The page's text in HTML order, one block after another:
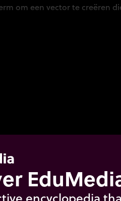
om een vector te creëren